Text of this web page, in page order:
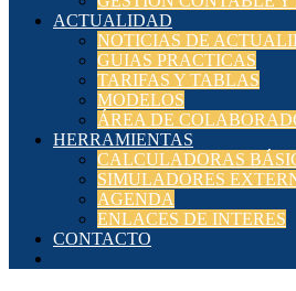
ACTUALIDAD
NOTICIAS DE
GUIAS PRACTICAS
TARIFAS Y TABLAS
MODELOS
ÁREA DE
HERRAMIENTAS
CALCULADORAS
SIMULADORES
AGENDA
ENLACES DE INTERES
CONTACTO